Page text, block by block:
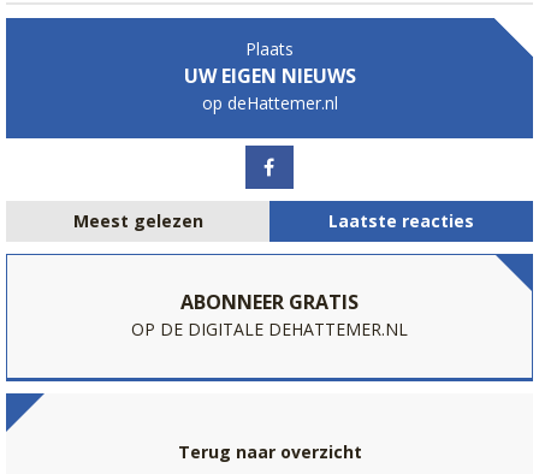
Terug naar overzicht
Plaats
UW EIGEN NIEUWS
op deHattemer.nl
Meest gelezen Laatste reacties
ABONNEER GRATIS
OP DE DIGITALE DEHATTEMER.NL